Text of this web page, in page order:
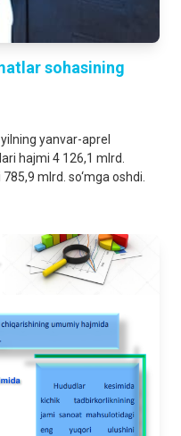
sohasining
yanvar-aprel
hajmi 4 126,1 mlrd.
mlrd. so‘mga oshdi.